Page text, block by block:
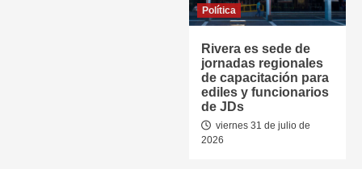
Política
Rivera es sede de
jornadas regionales
de capacitación para
ediles y funcionarios
de JDs
viernes 31 de julio de
2026